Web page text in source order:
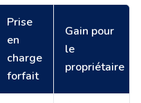
Prise
en
charge
forfait
Gain pour
le
propriétaire